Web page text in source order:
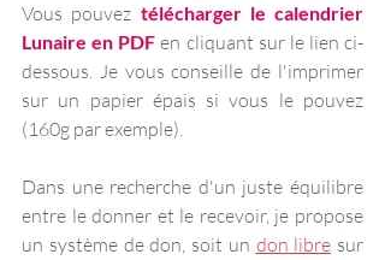
Vous pouvez télécharger le calendrier
Lunaire en PDF en cliquant sur le lien ci-
dessous. Je vous conseille de l'imprimer
sur un papier épais si vous le pouvez
(160g par exemple).
Dans une recherche d'un juste équilibre
entre le donner et le recevoir, je propose
un système de don, soit un don libre sur